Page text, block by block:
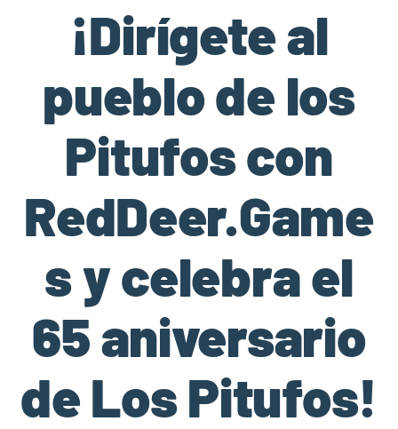
¡Dirígete al
pueblo de los
Pitufos con
RedDeer.Game
s y celebra el
65 aniversario
de Los Pitufos!